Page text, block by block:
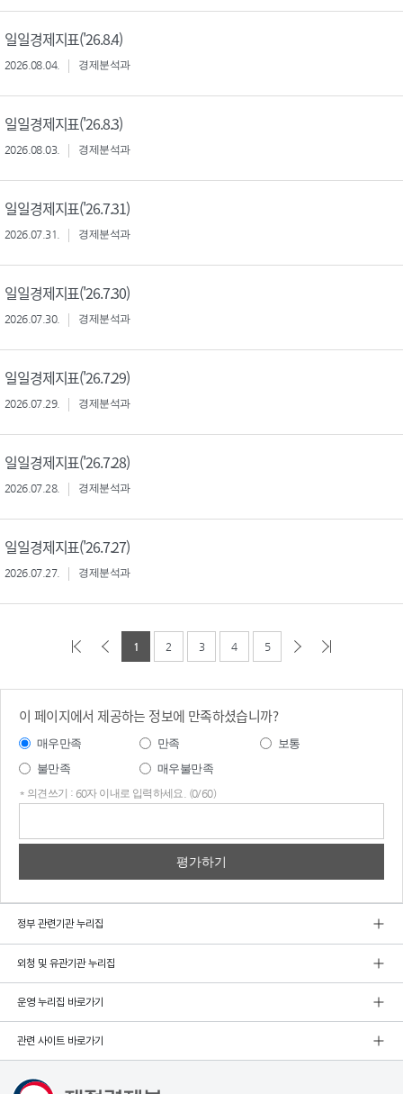
일일경제지표('26.8.4)
2026.08.04. 경제분석과
일일경제지표('26.8.3)
2026.08.03. 경제분석과
일일경제지표('26.7.31)
2026.07.31. 경제분석과
일일경제지표('26.7.30)
2026.07.30. 경제분석과
일일경제지표('26.7.29)
2026.07.29. 경제분석과
일일경제지표('26.7.28)
2026.07.28. 경제분석과
일일경제지표('26.7.27)
2026.07.27. 경제분석과
1 2 3 4 5
이 페이지에서 제공하는 정보에 만족하셨습니까?
매우만족 만족
보통
불만족
매우불만족
* 의견쓰기 : 60자 이내로 입력하세요. (0/60)
정부 관련기관 누리집
외청 및 유관기관 누리집
운영 누리집 바로가기
관련 사이트 바로가기